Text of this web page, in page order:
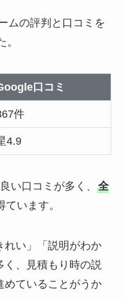
ムの評判と口コミを
口コミ
件
4.9
い口コミが多く、 全
ています。
れい」「説明がわか
く、見積もり時の説
めていることがうか